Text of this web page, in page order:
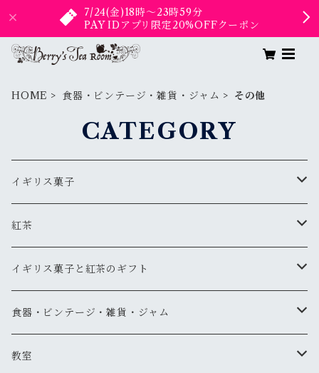
7/24(金)18時〜23時59分
PAY IDアプリ限定20%OFFクーポン
HOME 食器・ビンテージ・雑貨・ジャム その他
CATEGORY
イギリス菓子
ギフト
紅茶
ティーバッグタイプ
リーフタイプ
スリランカ
イギリス菓子と紅茶のギフト
1000円以下
リーフタイプ
1001円～2,000円
食器・ビンテージ・雑貨・ジャム
食器
教室